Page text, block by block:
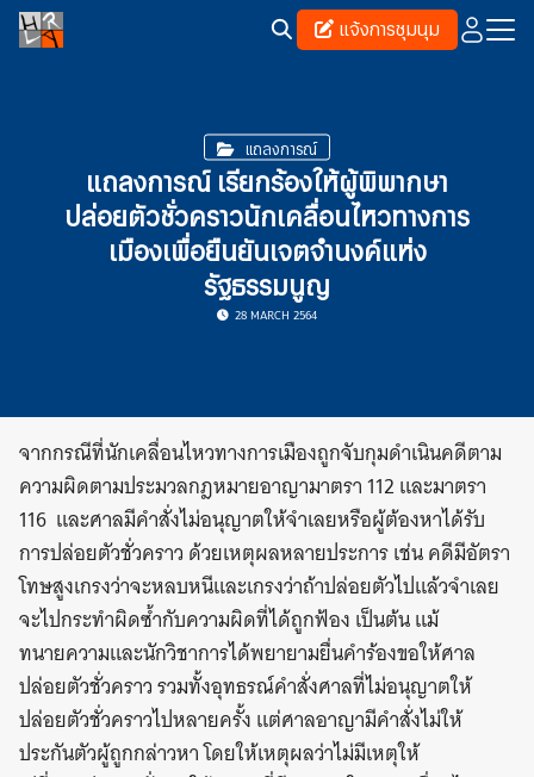
Skip
แจ้งการชุมนุม
แถลงการณ์
แถลงการณ์ เรียกร้องให้ผู้พิพากษา
ปล่อยตัวชั่วคราวนักเคลื่อนไหวทางการ
เมืองเพื่อยืนยันเจตจำนงค์แห่ง
รัฐธรรมนูญ
28 MARCH 2564
จากกรณีที่นักเคลื่อนไหวทางการเมืองถูกจับกุมดำเนินคดีตาม
ความผิดตามประมวลกฎหมายอาญามาตรา 112 และมาตรา
116 และศาลมีคำสั่งไม่อนุญาตให้จำเลยหรือผู้ต้องหาได้รับ
การปล่อยตัวชั่วคราว ด้วยเหตุผลหลายประการ เช่น คดีมีอัตรา
โทษสูงเกรงว่าจะหลบหนีและเกรงว่าถ้าปล่อยตัวไปแล้วจำเลย
จะไปกระทำผิดซ้ำกับความผิดที่ได้ถูกฟ้อง เป็นต้น แม้
ทนายความและนักวิชาการได้พยายามยื่นคำร้องขอให้ศาล
ปล่อยตัวชั่วคราว รวมทั้งอุทธรณ์คำสั่งศาลที่ไม่อนุญาตให้
ปล่อยตัวชั่วคราวไปหลายครั้ง แต่ศาลอาญามีคำสั่งไม่ให้
ประกันตัวผู้ถูกกล่าวหา โดยให้เหตุผลว่าไม่มีเหตุให้